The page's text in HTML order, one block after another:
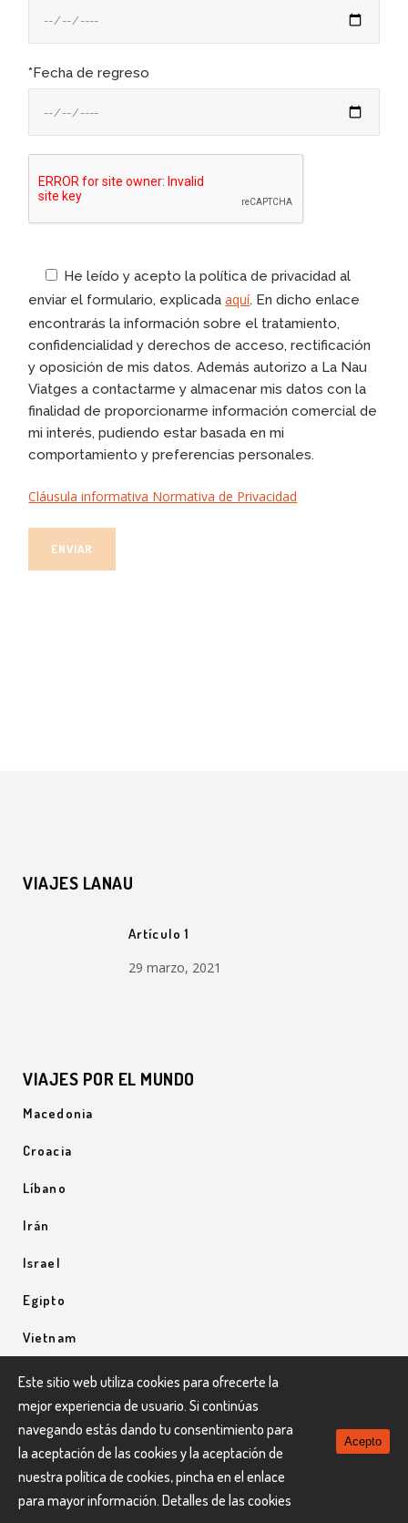
*Fecha de regreso
He leído y acepto la política de privacidad al
enviar el formulario, explicadaaquí. En dicho enlace
encontrarás la información sobre el tratamiento,
confidencialidad y derechos de acceso, rectificación
y oposición de mis datos. Además autorizo a La Nau
Viatges a contactarme y almacenar mis datos con la
finalidad de proporcionarme información comercial de
mi interés, pudiendo estar basada en mi
comportamiento y preferencias personales.
Cláusula informativa Normativa de Privacidad
VIAJES LANAU
Artículo 1
29 marzo, 2021
VIAJES POR EL MUNDO
Macedonia
Croacia
Líbano
Irán
Israel
Egipto
Vietnam
Uzbequistán
Uganda
Este sitio web utiliza cookies para ofrecerte la
mejor experiencia de usuario. Si continúas
navegando estás dando tu consentimiento para
la aceptación de las cookies y la aceptación de
nuestra política de cookies, pincha en el enlace
para mayor información. Detalles de las cookies
Acepto